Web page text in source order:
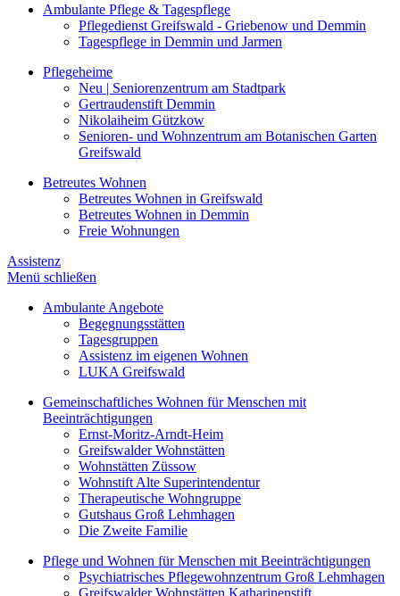
Ambulante Pflege & Tagespflege
Pflegedienst Greifswald - Griebenow und Demmin
Tagespflege in Demmin und Jarmen
Pflegeheime
Neu | Seniorenzentrum am Stadtpark
Gertraudenstift Demmin
Nikolaiheim Gützkow
Senioren- und Wohnzentrum am Botanischen Garten
Greifswald
Betreutes Wohnen
Betreutes Wohnen in Greifswald
Betreutes Wohnen in Demmin
Freie Wohnungen
Assistenz
Menü schließen
Ambulante Angebote
Begegnungsstätten
Tagesgruppen
Assistenz im eigenen Wohnen
LUKA Greifswald
Gemeinschaftliches Wohnen für Menschen mit
Beeinträchtigungen
Ernst-Moritz-Arndt-Heim
Greifswalder Wohnstätten
Wohnstätten Züssow
Wohnstift Alte Superintendentur
Therapeutische Wohngruppe
Gutshaus Groß Lehmhagen
Die Zweite Familie
Pflege und Wohnen für Menschen mit Beeinträchtigungen
Psychiatrisches Pflegewohnzentrum Groß Lehmhagen
Greifswalder Wohnstätten Katharinenstift